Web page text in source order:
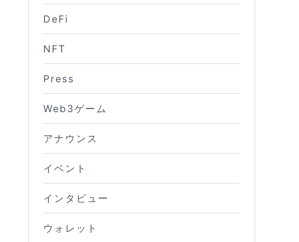
DeFi
NFT
Press
Web3ゲーム
アナウンス
イベント
インタビュー
ウォレット